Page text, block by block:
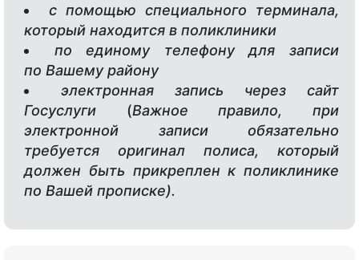
с помощью специального терминала,
который находится в поликлиники
по единому телефону для записи
по Вашему району
электронная запись через сайт
Госуслуги (Важное правило, при
электронной записи обязательно
требуется оригинал полиса, который
должен быть прикреплен к поликлинике
по Вашей прописке).